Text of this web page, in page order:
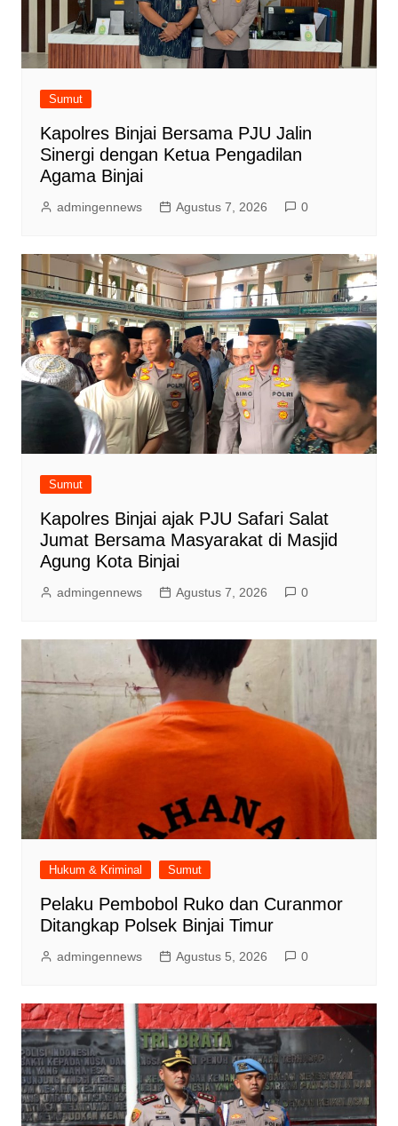
Sumut
Kapolres Binjai Bersama PJU Jalin
Sinergi dengan Ketua Pengadilan
Agama Binjai
admingennews Agustus 7, 2026 0
Sumut
Kapolres Binjai ajak PJU Safari Salat
Jumat Bersama Masyarakat di Masjid
Agung Kota Binjai
admingennews Agustus 7, 2026 0
Hukum & Kriminal Sumut
Pelaku Pembobol Ruko dan Curanmor
Ditangkap Polsek Binjai Timur
admingennews Agustus 5, 2026 0